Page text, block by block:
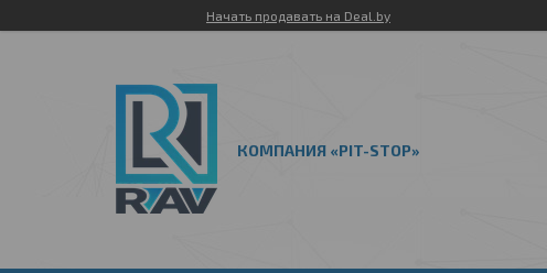
Начать продавать на Deal.by
КОМПАНИЯ «PIT-STOP»